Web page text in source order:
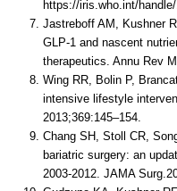
https://iris.who.int/
Jastreboff AM, Kushner
GLP-1 and nascent
therapeutics. Annu Rev
Wing RR, Bolin P,
intensive lifestyle
2013;369:145–154.
Chang SH, Stoll CR,
bariatric surgery: an
2003-2012. JAMA